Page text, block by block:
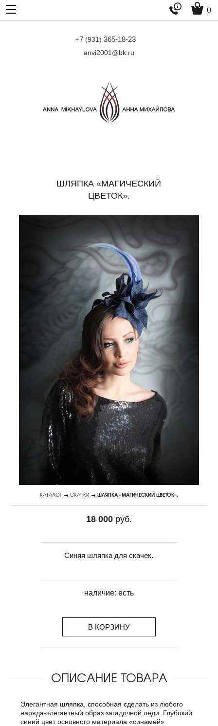
+7 (931) 365-18-23
anvi2001@bk.ru
  0
ШЛЯПКА «МАГИЧЕСКИЙ
ЦВЕТОК».
КАТАЛОГ → СКАЧКИ → ШЛЯПКА «МАГИЧЕСКИЙ ЦВЕТОК».
Синяя шляпка для скачек.
наличие: есть
18 000руб.
В КОРЗИНУ
ОПИСАНИЕ ТОВАРА
Элегантная шляпка, способная сделать из любого
наряда-элегантный образ загадочной леди. Глубокий
синий цвет основного материала «синамей»